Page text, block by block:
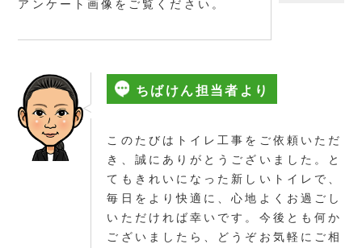
アンケート画像をご覧ください。
ちばけん担当者より
このたびはトイレ工事をご依頼いただ
き、誠にありがとうございました。と
てもきれいになった新しいトイレで、
毎日をより快適に、心地よくお過ごし
いただければ幸いです。今後とも何か
ございましたら、どうぞお気軽にご相